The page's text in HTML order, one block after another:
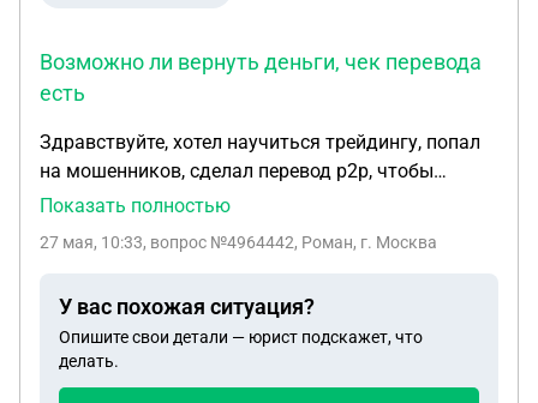
Возможно ли вернуть деньги, чек перевода
есть
Здравствуйте, хотел научиться трейдингу, попал
на мошенников, сделал перевод p2p, чтобы
пополнить счет брокера. Потом понял по
Попытался вывести деньги, не получилось.
Показать полностью
27 мая, 10:33, вопрос №4964442, Роман, г. Москва
У вас похожая ситуация?
Опишите свои детали — юрист подскажет, что
делать.